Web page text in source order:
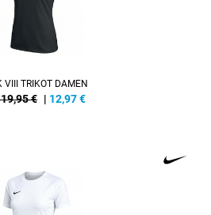
VIII TRIKOT DAMEN
€ | 12,97€